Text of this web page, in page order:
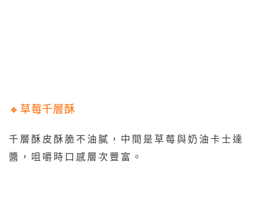
🔸草莓千層酥
千層酥皮酥脆不油膩，中間是草莓與奶油卡士達
醬，咀嚼時口感層次豐富。